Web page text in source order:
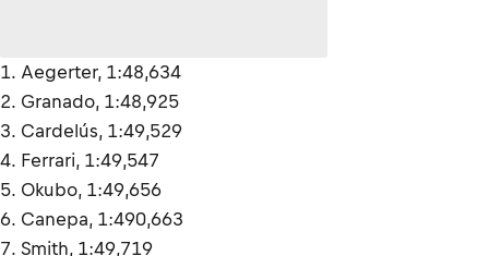
1. Aegerter, 1:48,634
2. Granado, 1:48,925
3. Cardelús, 1:49,529
4. Ferrari, 1:49,547
5. Okubo, 1:49,656
6. Canepa, 1:490,663
7. Smith, 1:49,719